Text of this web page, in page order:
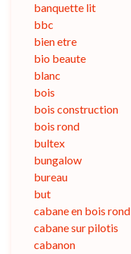
banquette lit
bbc
bien etre
bio beaute
blanc
bois
bois construction
bois rond
bultex
bungalow
bureau
but
cabane en bois rond
cabane sur pilotis
cabanon